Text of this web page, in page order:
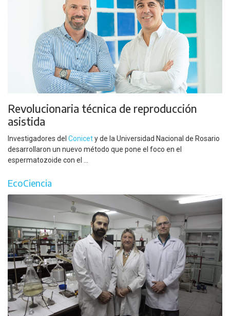
Revolucionaria técnica de reproducción
asistida
Investigadores del Conicety de la Universidad Nacional de Rosario
desarrollaron un nuevo método que pone el foco en el
espermatozoide con el ...
EcoCiencia